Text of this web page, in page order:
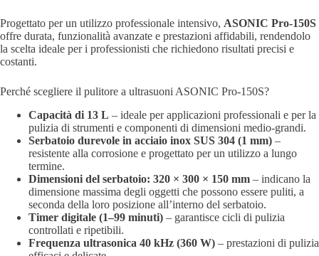
Progettato per un utilizzo professionale intensivo, ASONIC Pro-150S
offre durata, funzionalità avanzate e prestazioni affidabili, rendendolo
la scelta ideale per i professionisti che richiedono risultati precisi e
costanti.
Perché scegliere il pulitore a ultrasuoni ASONIC Pro-150S?
Capacità di 13 L – ideale per applicazioni professionali e per la
pulizia di strumenti e componenti di dimensioni medio-grandi.
Serbatoio durevole in acciaio inox SUS 304 (1 mm) –
resistente alla corrosione e progettato per un utilizzo a lungo
termine.
Dimensioni del serbatoio: 320 × 300 × 150 mm – indicano la
dimensione massima degli oggetti che possono essere puliti, a
seconda della loro posizione all’interno del serbatoio.
Timer digitale (1–99 minuti) – garantisce cicli di pulizia
controllati e ripetibili.
Frequenza ultrasonica 40 kHz (360 W) – prestazioni di pulizia